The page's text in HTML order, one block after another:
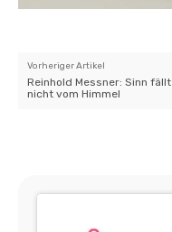
Vorheriger Artikel
Reinhold Messner: Sinn fällt
nicht vom Himmel